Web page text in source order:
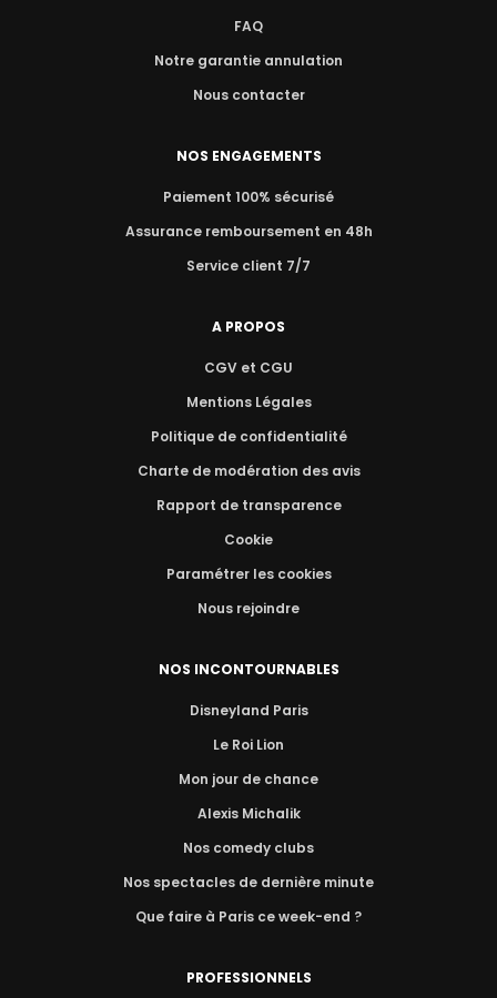
FAQ
Notre garantie annulation
Nous contacter
NOS ENGAGEMENTS
Paiement 100% sécurisé
Assurance remboursement en 48h
Service client 7/7
A PROPOS
CGV et CGU
Mentions Légales
Politique de confidentialité
Charte de modération des avis
Rapport de transparence
Cookie
Paramétrer les cookies
Nous rejoindre
NOS INCONTOURNABLES
Disneyland Paris
Le Roi Lion
Mon jour de chance
Alexis Michalik
Nos comedy clubs
Nos spectacles de dernière minute
Que faire à Paris ce week-end ?
PROFESSIONNELS